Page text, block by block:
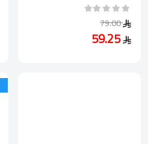
79.00
59.25